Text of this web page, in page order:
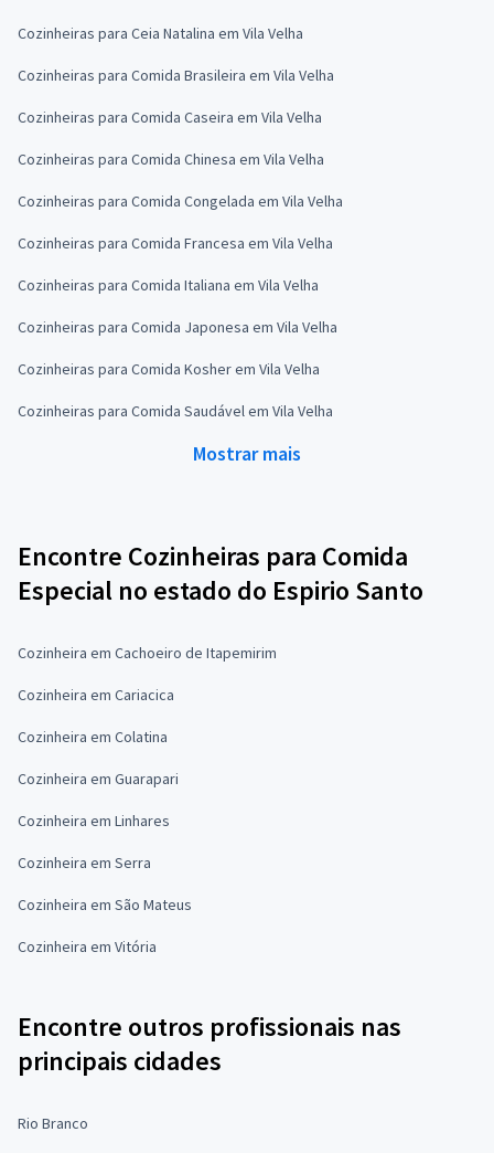
Cozinheiras para Ceia Natalina em Vila Velha
Cozinheiras para Comida Brasileira em Vila Velha
Cozinheiras para Comida Caseira em Vila Velha
Cozinheiras para Comida Chinesa em Vila Velha
Cozinheiras para Comida Congelada em Vila Velha
Cozinheiras para Comida Francesa em Vila Velha
Cozinheiras para Comida Italiana em Vila Velha
Cozinheiras para Comida Japonesa em Vila Velha
Cozinheiras para Comida Kosher em Vila Velha
Cozinheiras para Comida Saudável em Vila Velha
Mostrar mais
Encontre Cozinheiras para Comida
Especial no estado do Espirio Santo
Cozinheira em Cachoeiro de Itapemirim
Cozinheira em Cariacica
Cozinheira em Colatina
Cozinheira em Guarapari
Cozinheira em Linhares
Cozinheira em Serra
Cozinheira em São Mateus
Cozinheira em Vitória
Encontre outros profissionais nas
principais cidades
Rio Branco